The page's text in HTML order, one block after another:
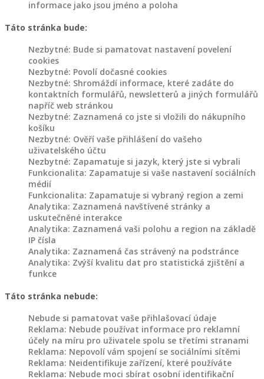
informace jako jsou jméno a poloha
Táto stránka bude:
Nezbytné: Bude si pamatovat nastavení povelení
cookies
Nezbytné: Povolí dočasné cookies
Nezbytné: Shromáždí informace, které zadáte do
kontaktních formulářů, newsletterů a jiných formulářů
napříč web stránkou
Nezbytné: Zaznamená co jste si vložili do nákupního
košíku
Nezbytné: Ověří vaše přihlášení do vašeho
uživatelského účtu
Nezbytné: Zapamatuje si jazyk, který jste si vybrali
Funkcionalita: Zapamatuje si vaše nastavení sociálních
médií
Funkcionalita: Zapamatuje si vybraný region a zemi
Analytika: Zaznamená navštívené stránky a
uskutečněné interakce
Analytika: Zaznamená vaši polohu a region na základě
IP čísla
Analytika: Zaznamená čas strávený na podstránce
Analytika: Zvýší kvalitu dat pro statistická zjištění a
funkce
Táto stránka nebude:
Nebude si pamatovat vaše přihlašovací údaje
Reklama: Nebude používat informace pro reklamní
účely na míru pro uživatele spolu se třetími stranami
Reklama: Nepovolí vám spojení se sociálními sítěmi
Reklama: Neidentifikuje zařízení, které používáte
Reklama: Nebude moci sbírat osobní identifikační